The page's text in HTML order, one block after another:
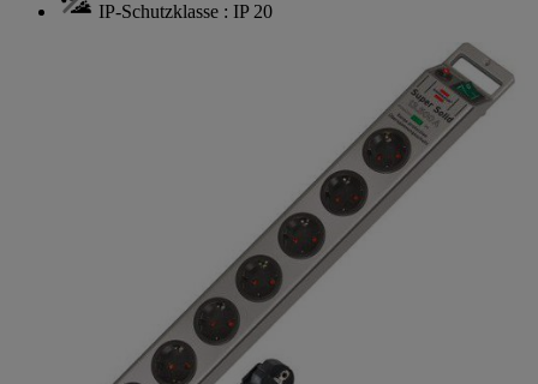
IP-Schutzklasse : IP 20